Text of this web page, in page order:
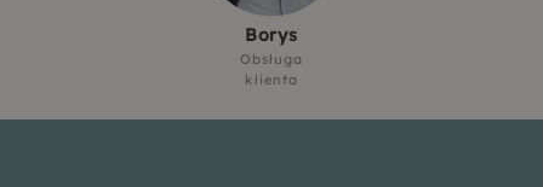
Borys
Obsługa
klienta